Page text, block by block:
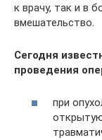
к врачу, так и в
вмешательство.
Сегодня
проведения
при